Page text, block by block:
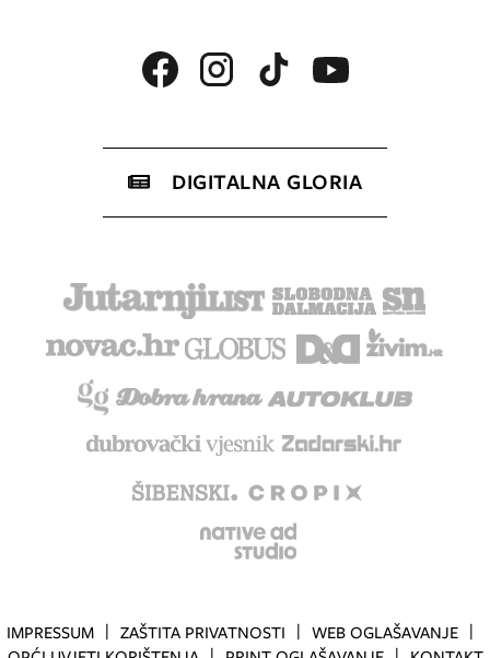
DIGITALNA GLORIA
IMPRESSUM ZAŠTITA PRIVATNOSTI
WEB OGLAŠAVANJE